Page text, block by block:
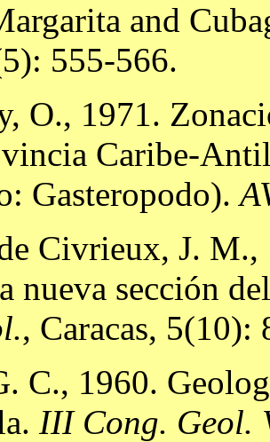
and
555-566.
O., 1971.
Caribe-
Gasteropodo).
Civrieux, J. M.,
nueva sección
, Caracas, 5(10):
C., 1960.
III Cong. Geol.